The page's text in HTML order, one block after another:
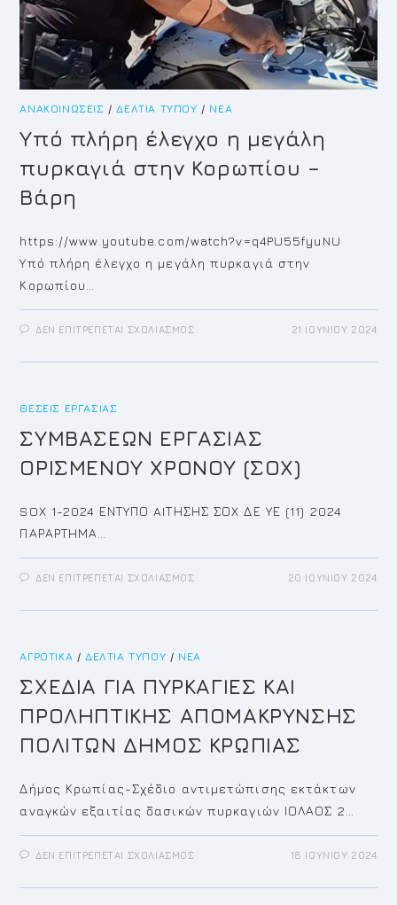
ΑΝΑΚΟΙΝΏΣΕΙΣ /ΔΕΛΤΊΑ ΤΎΠΟΥ / ΝΈΑ
Υπό πλήρη έλεγχο η μεγάλη
πυρκαγιά στην Κορωπίου –
Βάρη
https://www.youtube.com/watch?v=q4PU55fyuNU
Υπό πλήρη έλεγχο η μεγάλη πυρκαγιά στην
Κορωπίου…
ΔΕΝ ΕΠΙΤΡΈΠΕΤΑΙ ΣΧΟΛΙΑΣΜΌΣΣΤΟ
ΈΛΕΓΧΟ
–
ΒΆΡΗ
21 ΙΟΥΝΊΟΥ 2024
ΘΈΣΕΙΣ ΕΡΓΑΣΊΑΣ
ΣΥΜΒΑΣΕΩΝ ΕΡΓΑΣΙΑΣ
ΟΡΙΣΜΕΝΟΥ ΧΡΟΝΟΥ (ΣΟΧ)
SOX 1-2024 ΕΝΤΥΠΟ AIΤΗΣΗΣ ΣΟΧ ΔΕ ΥΕ (11) 2024
ΠΑΡΑΡΤΗΜΑ…
ΔΕΝ ΕΠΙΤΡΈΠΕΤΑΙ ΣΧΟΛΙΑΣΜΌΣΣΤΟ
ΟΡΙΣΜΕΝΟΥ
20 ΙΟΥΝΊΟΥ 2024
ΑΓΡΟΤΙΚΆ /ΔΕΛΤΊΑ ΤΎΠΟΥ / ΝΈΑ
ΣΧΕΔΙΑ ΓΙΑ ΠΥΡΚΑΓΙΕΣ ΚΑΙ
ΠΡΟΛΗΠΤΙΚΗΣ ΑΠΟΜΑΚΡΥΝΣΗΣ
ΠΟΛΙΤΩΝ ΔΗΜΟΣ ΚΡΩΠΙΑΣ
Δήμος Κρωπίας-Σχέδιο αντιμετώπισης εκτάκτων
αναγκών εξαιτίας δασικών πυρκαγιών ΙΟΛΑΟΣ 2…
ΔΕΝ ΕΠΙΤΡΈΠΕΤΑΙ ΣΧΟΛΙΑΣΜΌΣΣΤΟ
ΠΥΡΚΑΓΙΕΣ
18 ΙΟΥΝΊΟΥ 2024